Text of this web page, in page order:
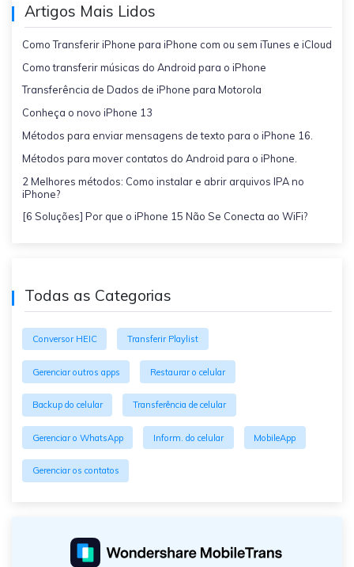
Artigos Mais Lidos
Como Transferir iPhone para iPhone com ou sem iTunes e iCloud
Como transferir músicas do Android para o iPhone
Transferência de Dados de iPhone para Motorola
Conheça o novo iPhone 13
Métodos para enviar mensagens de texto para o iPhone 16.
Métodos para mover contatos do Android para o iPhone.
2 Melhores métodos: Como instalar e abrir arquivos IPA no
iPhone?
[6 Soluções] Por que o iPhone 15 Não Se Conecta ao WiFi?
Todas as Categorias
Conversor HEIC Transferir Playlist
Gerenciar outros apps Restaurar o celular
Backup do celular Transferência de celular
Gerenciar o WhatsApp Inform. do celular MobileApp
Gerenciar os contatos